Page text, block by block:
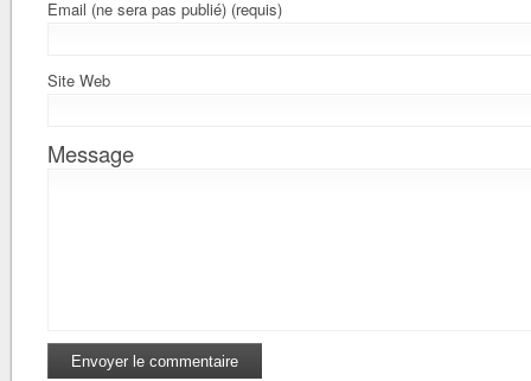
Email (ne sera pas publié) (requis)
Site Web
Message